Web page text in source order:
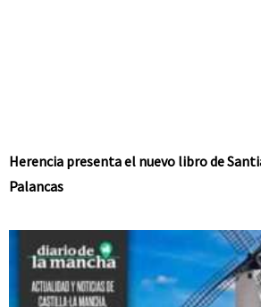
Herencia presenta el nuevo libro de
Palancas